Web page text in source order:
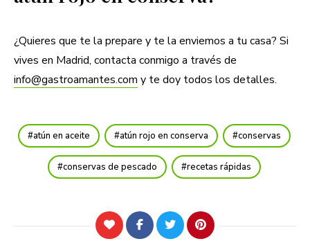
¿Quieres que te la prepare y te la enviemos a tu casa? Si
vives en Madrid, contacta conmigo a través de
info@gastroamantes.com y te doy todos los detalles.
atún en aceite atún rojo en conserva conservas
conservas de pescado recetas rápidas